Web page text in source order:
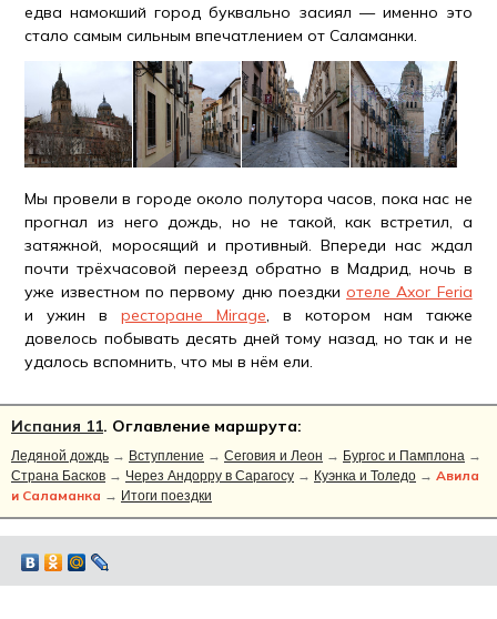
едва намокший город буквально засиял — именно это
стало самым сильным впечатлением от Саламанки.
Мы провели в городе около полутора часов, пока нас не
прогнал из него дождь, но не такой, как встретил, а
затяжной, моросящий и противный. Впереди нас ждал
почти трёхчасовой переезд обратно в Мадрид, ночь в
уже известном по первому дню поездкиотеле Axor Feria
и ужин вресторане Mirage, в котором нам также
довелось побывать десять дней тому назад, но так и не
удалось вспомнить, что мы в нём ели.
Испания 11. Оглавление маршрута:
Ледяной дождь → Вступление → Сеговия и Леон → Бургос и Памплона →
Страна Басков → Через Андорру в Сарагосу → Куэнка и Толедо → Авила
и Саламанка → Итоги поездки